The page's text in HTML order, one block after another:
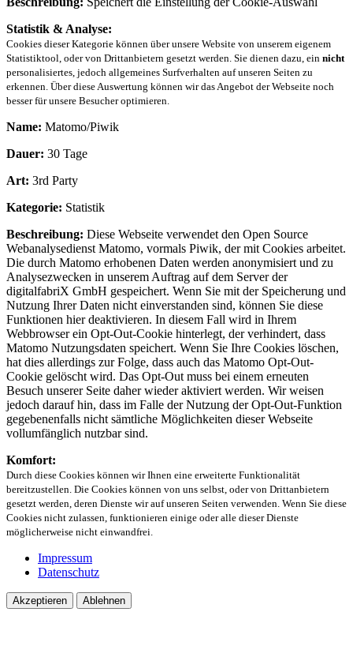
Statistik & Analyse:
Cookies dieser Kategorie können über unsere Website von unserem eigenem
Statistiktool, oder von Drittanbietern gesetzt werden. Sie dienen dazu, ein nicht
personalisiertes, jedoch allgemeines Surfverhalten auf unseren Seiten zu
erkennen. Über diese Auswertung können wir das Angebot der Webseite noch
besser für unsere Besucher optimieren.
Name: Matomo/Piwik
Dauer: 30 Tage
Art: 3rd Party
Kategorie: Statistik
Beschreibung: Diese Webseite verwendet den Open Source
Webanalysedienst Matomo, vormals Piwik, der mit Cookies arbeitet.
Die durch Matomo erhobenen Daten werden anonymisiert und zu
Analysezwecken in unserem Auftrag auf dem Server der
digitalfabriX GmbH gespeichert. Wenn Sie mit der Speicherung und
Nutzung Ihrer Daten nicht einverstanden sind, können Sie diese
Funktionen hier deaktivieren. In diesem Fall wird in Ihrem
Webbrowser ein Opt-Out-Cookie hinterlegt, der verhindert, dass
Matomo Nutzungsdaten speichert. Wenn Sie Ihre Cookies löschen,
hat dies allerdings zur Folge, dass auch das Matomo Opt-Out-
Cookie gelöscht wird. Das Opt-Out muss bei einem erneuten
Besuch unserer Seite daher wieder aktiviert werden. Wir weisen
jedoch darauf hin, dass im Falle der Nutzung der Opt-Out-Funktion
gegebenenfalls nicht sämtliche Möglichkeiten dieser Webseite
vollumfänglich nutzbar sind.
Komfort:
Durch diese Cookies können wir Ihnen eine erweiterte Funktionalität
bereitzustellen. Die Cookies können von uns selbst, oder von Drittanbietern
gesetzt werden, deren Dienste wir auf unseren Seiten verwenden. Wenn Sie diese
Cookies nicht zulassen, funktionieren einige oder alle dieser Dienste
möglicherweise nicht einwandfrei.
Impressum
Datenschutz
Akzeptieren Ablehnen